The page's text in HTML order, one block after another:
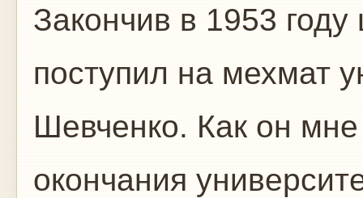
Закончив в 1953
поступил на мехмат
Шевченко. Как он
окончания